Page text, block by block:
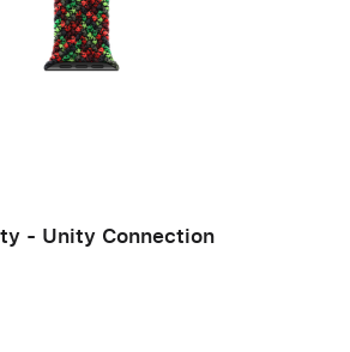
- Unity Connection